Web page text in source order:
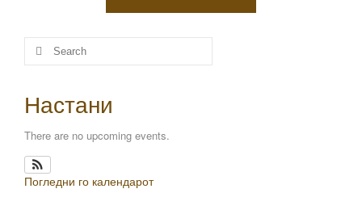
Настани
There are no upcoming events.
Погледни го календарот